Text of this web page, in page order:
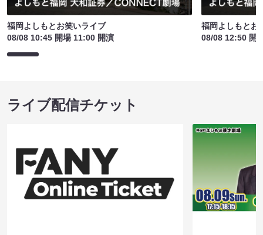
福岡よしもとお笑いライブ
08/08 10:45 開場 11:00 開演
福岡よしもとお
08/08 12:50 開
ライブ配信チケット